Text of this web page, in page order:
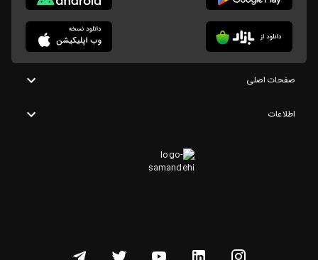
صفحات اصلی
اطلاعات